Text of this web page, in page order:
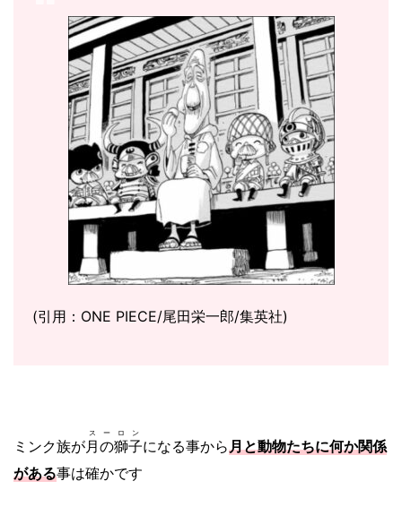
(引用：ONE PIECE/尾田栄一郎/集英社)
ミンク族が月の獅子
スーロン
になる事から月と動物たちに何か関係
がある事は確かです